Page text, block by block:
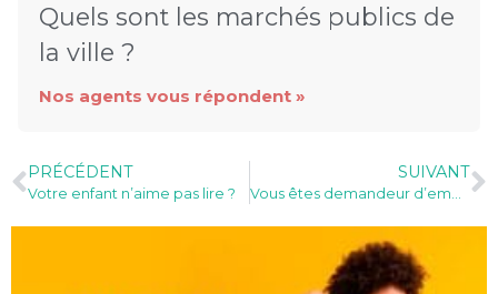
Quels sont les marchés publics de
la ville ?
Nos agents vous répondent »
PRÉCÉDENT
Votre enfant n’aime pas lire ?
SUIVANT
Vous êtes demandeur d’emploi et vous souhaitez rédiger votre CV, comment faire ?